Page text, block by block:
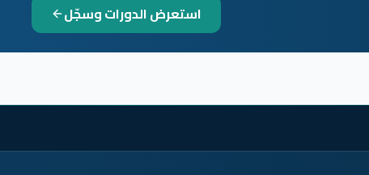
استعرض الدورات وسجّل